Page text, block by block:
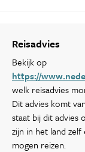
Reisadvies
Bekijk op
https://
welk reisadvies
Dit advies komt
staat bij dit advies
zijn in het land
mogen reizen.